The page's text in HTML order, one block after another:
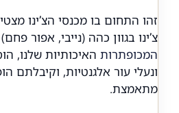
זהו התחום בו מכנסי הצ’ינו
צ’ינו בגוון כהה (נייבי, אפור
המכופתרות האיכותיות שלנו,
ונעלי עור אלגנטיות, וקיבלתם
מתאמצת.